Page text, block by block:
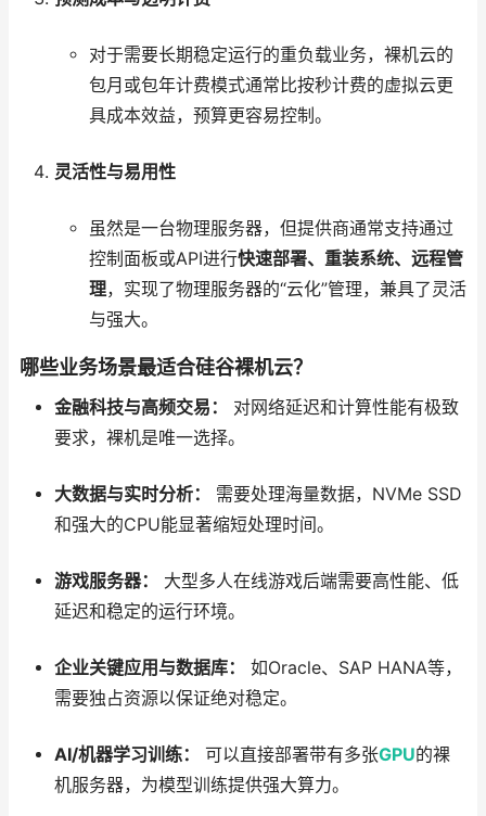
对于需要长期稳定运行的重负载业务，裸机云的
包月或包年计费模式通常比按秒计费的虚拟云更
具成本效益，预算更容易控制。
灵活性与易用性
虽然是一台物理服务器，但提供商通常支持通过
控制面板或API进行快速部署、重装系统、远程管
理，实现了物理服务器的“云化”管理，兼具了灵活
与强大。
哪些业务场景最适合硅谷裸机云？
金融科技与高频交易：
对网络延迟和计算性能有极致
要求，裸机是唯一选择。
大数据与实时分析：
需要处理海量数据，NVMe SSD
和强大的CPU能显著缩短处理时间。
游戏服务器：
大型多人在线游戏后端需要高性能、低
延迟和稳定的运行环境。
企业关键应用与数据库：
如Oracle、SAP HANA等，
需要独占资源以保证绝对稳定。
AI/机器学习训练： 可以直接部署带有多张GPU的裸
机服务器，为模型训练提供强大算力。